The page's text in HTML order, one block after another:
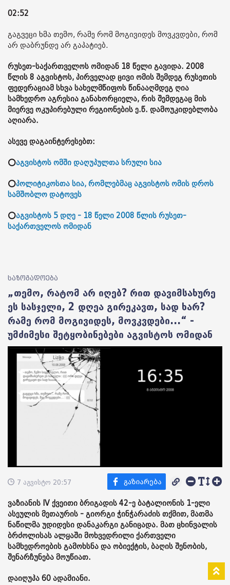
02:52
გაგვეცი ხმა თემო, რამე რომ მოგივიდეს მოვკვდები, რომ
არ დაბრუნდე არ გაპატიებ.
რუსეთ-საქართველოს ომიდან 18 წელი გავიდა. 2008
წლის 8 აგვისტოს, პირველად ცივი ომის შემდეგ რუსეთის
ფედერაციამ სხვა სახელმწიფოს წინააღმდეგ ღია
სამხედრო აგრესია განახორციელა, რის შემდეგაც მის
მიერვე ოკუპირებული რეგიონების ე.წ. დამოუკიდებლობა
აღიარა.
ასევე დაგაინტერესებთ:
⭕აგვისტოს ომში დაღუპულთა სრული სია
⭕პოლიტიკოსთა სია, რომლებმაც აგვისტოს ომის დროს
სამშობლო დატოვეს
⭕აგვისტოს 5 დღე - 18 წელი 2008 წლის რუსეთ-
საქართველოს ომიდან
საზოგადოება
„თემო, რატომ არ იღებ? რით დავიმსახურე
ეს სასჯელი, 2 დღეა გირეკავთ, სად ხარ?
რამე რომ მოგივიდეს, მოვკვდები...“ -
უმძიმესი შეტყობინებები აგვისტოს ომიდან
7 აგვისტო 20:57
ვაზიანის IV ქვეითი ბრიგადის 42-ე ბატალიონის 1-ელი
ასეულის მეთაურის - გიორგი ჭინჭარაძის თქმით, მათმა
ნაწილმა უდიდესი დანაკარგი განიცადა. მათ ცხინვალის
ბრძოლისას ალყაში მოხვედრილი ქართველი
სამხედროების გამოხსნა და ობიექტის, ბაღის შენობის,
შენარჩუნება მოუწიათ.
დაიღუპა 60 ადამიანი.